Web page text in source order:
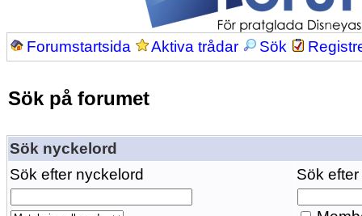
Forumstartsida Aktiva trådar Sök
Sök på forumet
Sök nyckelord
Sök efter nyckelord
Sök